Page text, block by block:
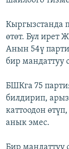
Кыргызстанда
өтөт. Бул ирет
Анын 54ү
бир мандаттуу
БШКга 75
билдирип,
каттоодон
анык эмес.